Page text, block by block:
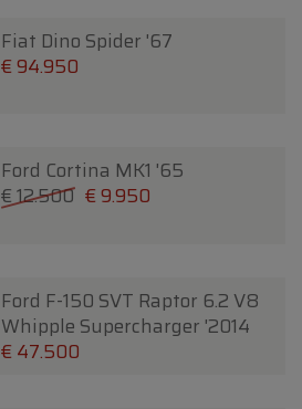
Fiat Dino Spider '67
€ 94.950
Ford Cortina MK1 '65
€ 12.500 € 9.950
Ford F-150 SVT Raptor 6.2 V8
Whipple Supercharger '2014
€ 47.500